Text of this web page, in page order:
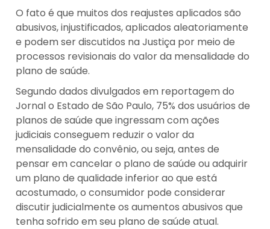
O fato é que muitos dos reajustes aplicados são
abusivos, injustificados, aplicados aleatoriamente
e podem ser discutidos na Justiça por meio de
processos revisionais do valor da mensalidade do
plano de saúde.
Segundo dados divulgados em reportagem do
Jornal o Estado de São Paulo, 75% dos usuários de
planos de saúde que ingressam com ações
judiciais conseguem reduzir o valor da
mensalidade do convênio, ou seja, antes de
pensar em cancelar o plano de saúde ou adquirir
um plano de qualidade inferior ao que está
acostumado, o consumidor pode considerar
discutir judicialmente os aumentos abusivos que
tenha sofrido em seu plano de saúde atual.